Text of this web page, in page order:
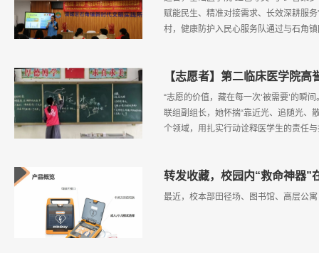
赋能民生、精准对接需求、长效深耕服
村，健康防护入民心服务队通过与石角
【志愿者】第二临床医学院
“志愿的价值，藏在每一次‘被需要’的瞬
联组副组长，她怀揣“靠近光、追随光、
个领域，用扎实行动诠释医学生的责任
转发收藏，校园内“救命神器”
最近，校本部田径场、图书馆、高层公